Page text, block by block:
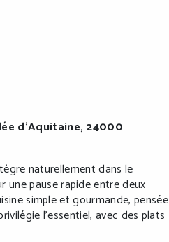
d’Aquitaine, 24000
naturellement dans le
une pause rapide entre deux
simple et gourmande, pensée
l’essentiel, avec des plats